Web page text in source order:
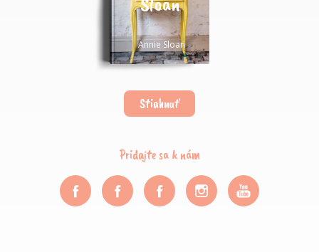
Annie Sloan
Stiahnuť
Pridajte sa k nám